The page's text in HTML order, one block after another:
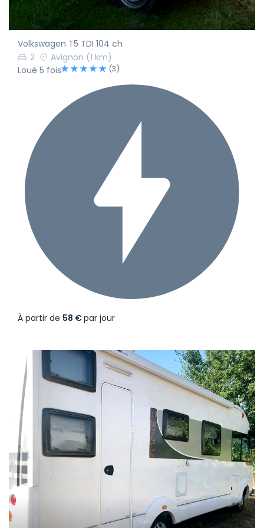
Volkswagen T5 TDI 104 ch
2
Avignon (1 km)
Loué 5 fois
(3)
À partir de 58 €par jour